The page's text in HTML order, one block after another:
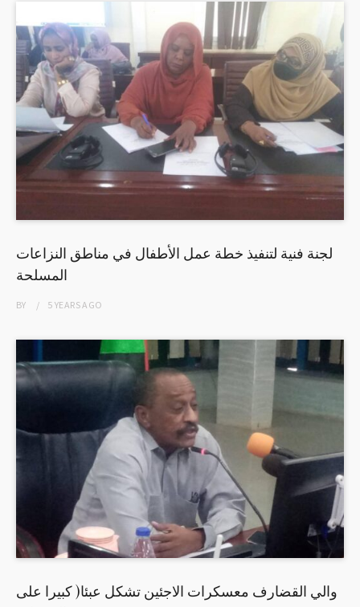
لجنة فنية لتنفيذ خطة عمل الأطفال في مناطق النزاعات
المسلحة
BY 5 YEARSAGO
والي القضارف معسكرات الاجئين تشكل عبئا( كبيرا على